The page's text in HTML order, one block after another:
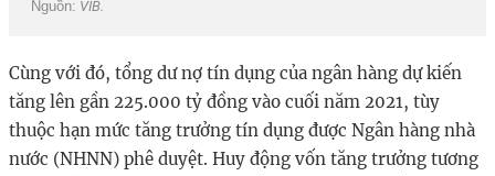
Nguồn: VIB.
Cùng với đó, tổng dư nợ tín dụng của ngân hàng dự kiến
tăng lên gần 225.000 tỷ đồng vào cuối năm 2021, tùy
thuộc hạn mức tăng trưởng tín dụng được Ngân hàng nhà
nước (NHNN) phê duyệt. Huy động vốn tăng trưởng tương